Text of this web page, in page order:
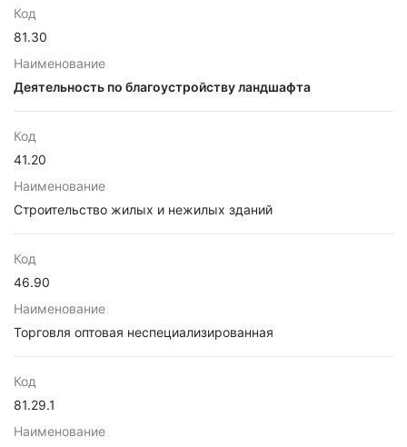
Код
81.30
Наименование
Деятельность по благоустройству ландшафта
Код
41.20
Наименование
Строительство жилых и нежилых зданий
Код
46.90
Наименование
Торговля оптовая неспециализированная
Код
81.29.1
Наименование